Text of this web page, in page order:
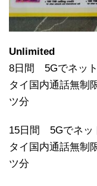
Unlimited
8日間 5Gでネッ
タイ国内通話無制
ツ分
15日間 5Gでネッ
タイ国内通話無制
ツ分